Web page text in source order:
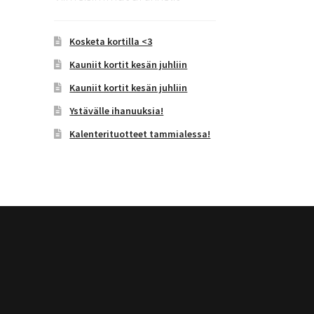
Kosketa kortilla <3
Kauniit kortit kesän juhliin
Kauniit kortit kesän juhliin
Ystävälle ihanuuksia!
Kalenterituotteet tammialessa!